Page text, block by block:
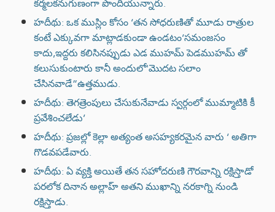
కర్మలకనుగుణంగా పొందియున్నారు.
హదీథు: ఒక ముస్లిం కోసం ‘తన సోధరుణితో మూడు రాత్రుల
కంటే ఎక్కువగా మాట్లాడకుండా ఉండటం‘సమంజసం
కాదు,ఇద్దరు కలిసినప్పుడు ఎడ ముహమ్ పెడముహమ్ తో
కలుసుకుంటారు కానీ అందులో'మొదట సలాం
చేసినవాడే”ఉత్తముడు.
హదీథు: తెగత్రెంపులు చేసుకునేవాడు స్వర్గంలో ముమ్మాటికి కీ
ప్రవేశించలేడు’
హదీథు: ప్రజల్లో కెల్లా అత్యంత అసహ్యకరమైన వారు ‘ అతిగా
గొడవపడేవారు.
హదీథు: ఏ వ్యక్తి అయితే తన సహోదరుణి గౌరవాన్ని రక్షిస్తాడో
పరలోక దినాన అల్లాహ్ అతని ముఖాన్ని నరకాగ్ని నుండి
రక్షిస్తాడు.